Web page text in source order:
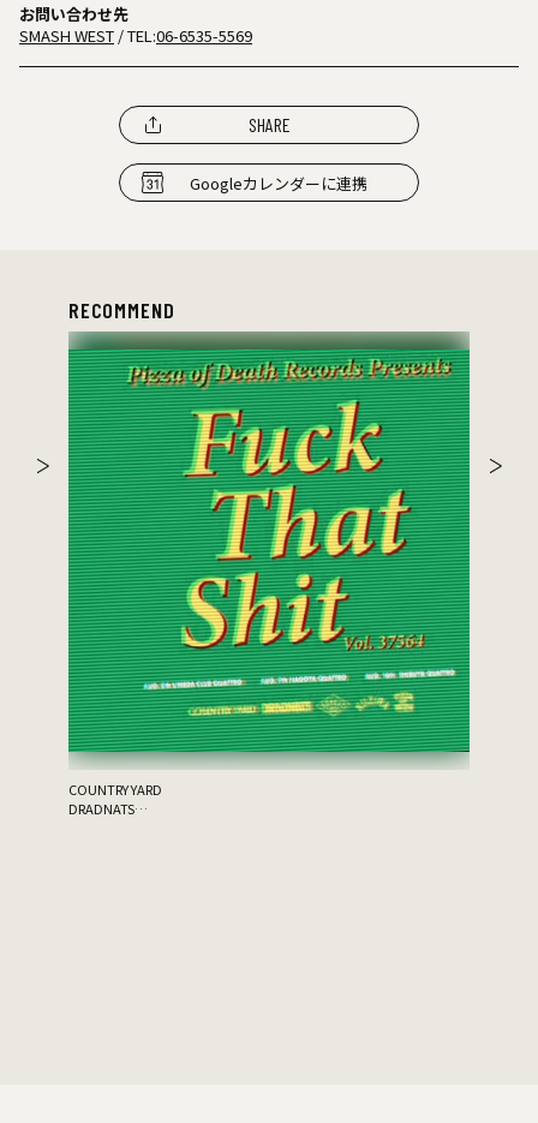
お問い合わせ先
SMASH WEST / TEL:06-6535-5569
SHARE
Googleカレンダーに連携
RECOMMEND
COUNTRY YARD
DRADNATS